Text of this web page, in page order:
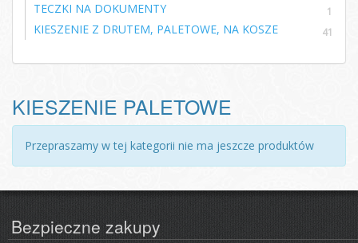
TECZKI NA DOKUMENTY 1
KIESZENIE Z DRUTEM, PALETOWE, NA KOSZE 41
KIESZENIE PALETOWE
Przepraszamy w tej kategorii nie ma jeszcze produktów
Bezpieczne zakupy